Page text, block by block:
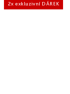
2x exkluzivní DÁREK